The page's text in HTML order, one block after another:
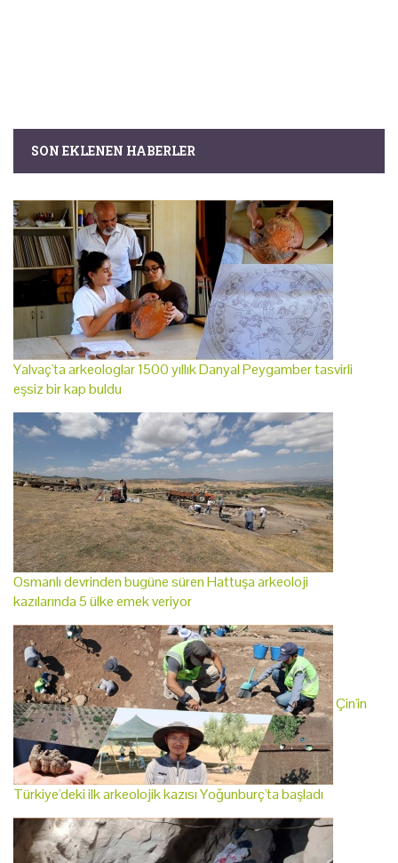
SON EKLENEN HABERLER
Yalvaç'ta arkeologlar 1500 yıllık Danyal Peygamber tasvirli
eşsiz bir kap buldu
Osmanlı devrinden bugüne süren Hattuşa arkeoloji
kazılarında 5 ülke emek veriyor
Çin'in
Türkiye'deki ilk arkeolojik kazısı Yoğunburç'ta başladı